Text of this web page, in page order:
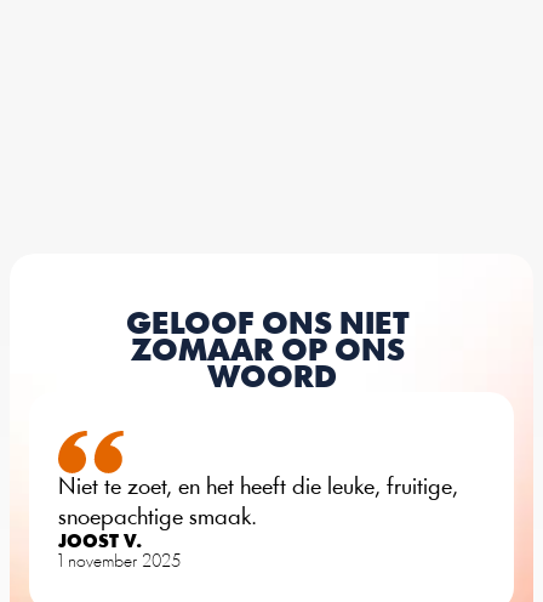
GELOOF ONS NIET
ZOMAAR OP ONS
WOORD
Niet te zoet, en het heeft die leuke, fruitige,
snoepachtige smaak.
JOOST V.
1 november 2025